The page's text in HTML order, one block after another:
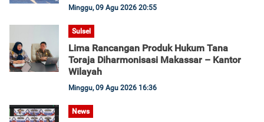
Minggu, 09 Agu 2026 20:55
Sulsel
Lima Rancangan Produk Hukum Tana
Toraja Diharmonisasi Makassar – Kantor
Wilayah
Minggu, 09 Agu 2026 16:36
News